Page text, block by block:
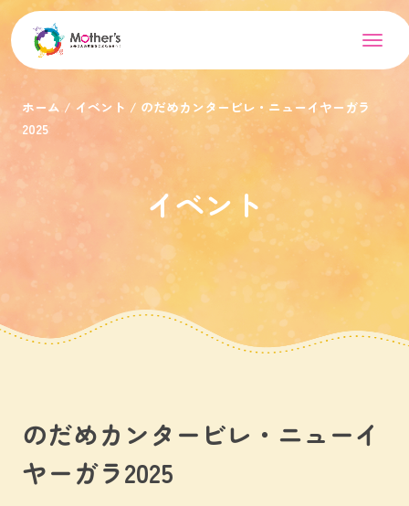
ホーム イベント
のだめカンタービレ・ニューイヤーガラ
2025
イベント
のだめカンタービレ・ニューイ
ヤーガラ2025